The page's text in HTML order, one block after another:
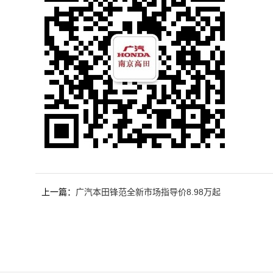
上一篇： 广汽本田锋范全新市场指导价8.98万起